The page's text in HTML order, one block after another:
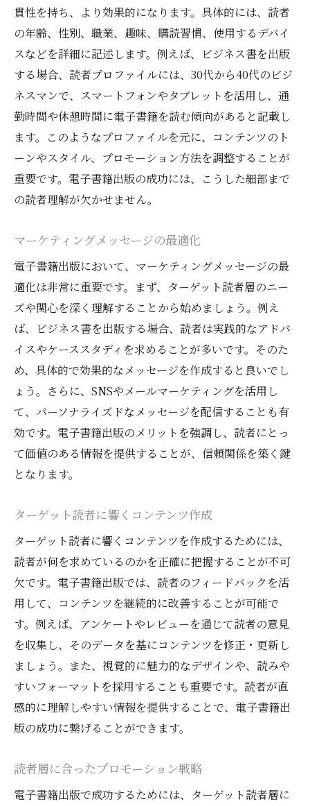
貫性を持ち、より効果的になります。具体的には、読者
の年齢、性別、職業、趣味、購読習慣、使用するデバイ
スなどを詳細に記述します。例えば、ビジネス書を出版
する場合、読者プロファイルには、30代から40代のビジ
ネスマンで、スマートフォンやタブレットを活用し、通
勤時間や休憩時間に電子書籍を読む傾向があると記載し
ます。このようなプロファイルを元に、コンテンツのト
ーンやスタイル、プロモーション方法を調整することが
重要です。電子書籍出版の成功には、こうした細部まで
の読者理解が欠かせません。
マーケティングメッセージの最適化
電子書籍出版において、マーケティングメッセージの最
適化は非常に重要です。まず、ターゲット読者層のニー
ズや関心を深く理解することから始めましょう。例え
ば、ビジネス書を出版する場合、読者は実践的なアドバ
イスやケーススタディを求めることが多いです。そのた
め、具体的で効果的なメッセージを作成すると良いでし
ょう。さらに、SNSやメールマーケティングを活用し
て、パーソナライズドなメッセージを配信することも有
効です。電子書籍出版のメリットを強調し、読者にとっ
て価値のある情報を提供することが、信頼関係を築く鍵
となります。
ターゲット読者に響くコンテンツ作成
ターゲット読者に響くコンテンツを作成するためには、
読者が何を求めているのかを正確に把握することが不可
欠です。電子書籍出版では、読者のフィードバックを活
用して、コンテンツを継続的に改善することが可能で
す。例えば、アンケートやレビューを通じて読者の意見
を収集し、そのデータを基にコンテンツを修正・更新し
ましょう。また、視覚的に魅力的なデザインや、読みや
すいフォーマットを採用することも重要です。読者が直
感的に理解しやすい情報を提供することで、電子書籍出
版の成功に繋げることができます。
読者層に合ったプロモーション戦略
電子書籍出版で成功するためには、ターゲット読者層に